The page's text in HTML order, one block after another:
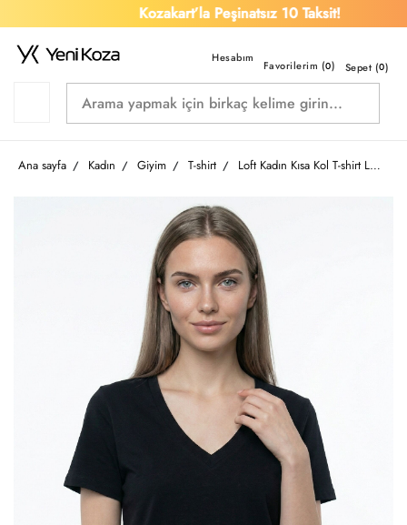
Kozakart’la Peşinatsız 10 Taksit!
Favorilerim (0) Sepet (0)
Ana sayfa Kadın Giyim T-shirt Loft Kadın Kısa Kol T-shirt LF2043568